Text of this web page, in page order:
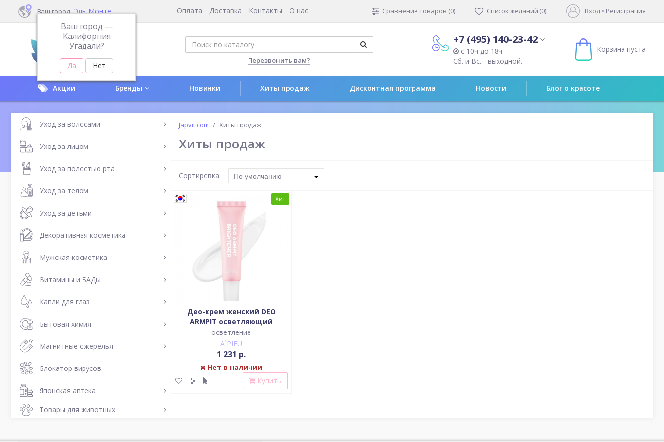
Ваш город: Эль-Монте
Ваш город —
Калифорния
Угадали?
Оплата Доставка Контакты О нас Сравнение товаров (0) Список желаний (0) Вход • Регистрация
Перезвонить вам?
+7 (495) 140-23-42
с 10ч до 18ч
Сб. и Вс. - выходной.
Корзина пуста
Акции Бренды Новинки Хиты продаж Дисконтная программа Новости Блог о красоте
Уход за волосами
Уход за лицом
Уход за полостью рта
Уход за телом
Уход за детьми
Декоративная косметика
Мужская косметика
Витамины и БАДы
Капли для глаз
Бытовая химия
Магнитные ожерелья
Блокатор вирусов
Японская аптека
Товары для животных
Japvit.com Хиты продаж
Хиты продаж
Сортировка: По умолчанию
Хит
Део-крем женский DEO
ARMPIT осветляющий
осветление
A`PIEU
1 231 р.
Нет в наличии
Купить